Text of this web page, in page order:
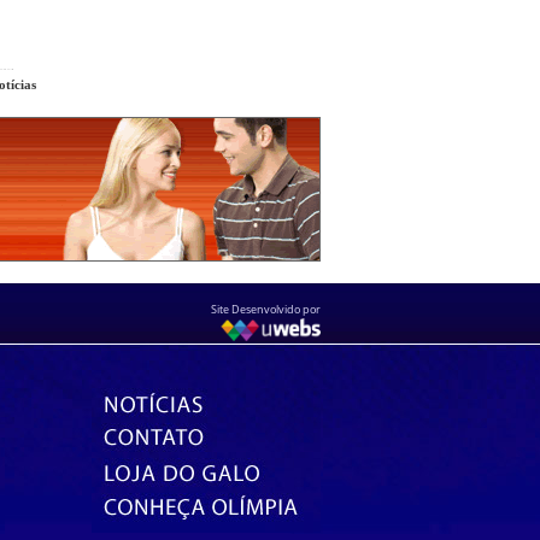
Site Desenvolvido por